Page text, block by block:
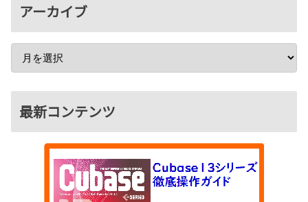
アーカイブ
最新コンテンツ